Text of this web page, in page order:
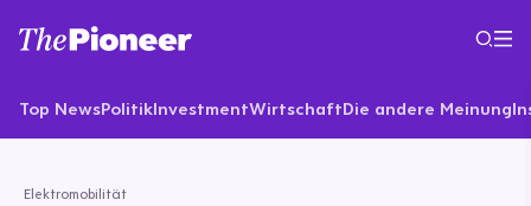
Top NewsPolitikInvestmentWirtschaftDie andere Meinung
Elektromobilität